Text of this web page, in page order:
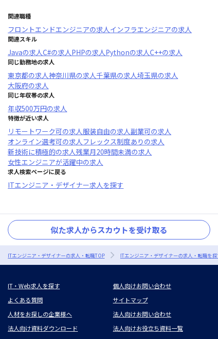
関連職種
フロントエンドエンジニアの求人インフラエンジニアの求人
関連スキル
Javaの求人C#の求人PHPの求人Pythonの求人C++の求人
同じ勤務地の求人
東京都の求人神奈川県の求人千葉県の求人埼玉県の求人
大阪府の求人
同じ年収帯の求人
年収500万円の求人
特徴が近い求人
リモートワーク可の求人服装自由の求人副業可の求人
オンライン選考可の求人フレックス制度あり の求人
新技術に積極的の求人残業月20時間未満の求人
女性エンジニアが活躍中の求人
求人検索ページに戻る
ITエンジニア・デザイナー求人を探す
似た求人からスカウトを受け取る
ITエンジニア・デザイナーの求人・転職TOP ITエンジニア・デザイナーの求人・転職を
IT・Web求人を探す
個人向けお問い合わせ
よくある質問
サイトマップ
人材をお探しの企業様へ
法人向けお問い合わせ
法人向け資料ダウンロード
法人向けお役立ち資料一覧